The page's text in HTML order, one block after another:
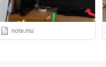
note.mu